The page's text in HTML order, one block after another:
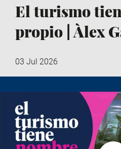
El turismo
propio | Àlex
03 Jul 2026